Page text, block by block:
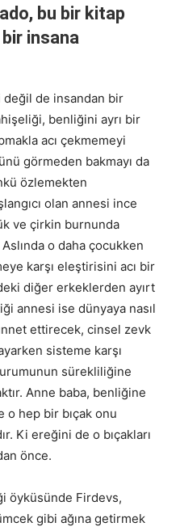
bu bir kitap
insana
değil de insandan bir
benliğini ayrı bir
acı çekmemeyi
görmeden bakmayı da
özlemekten
olan annesi ince
ve çirkin burnunda
o daha çocukken
karşı eleştirisini acı bir
diğer erkeklerden ayırt
annesi ise dünyaya nasıl
ettirecek, cinsel zevk
sisteme karşı
sürekliliğine
Anne baba, benliğine
o hep bir bıçak onu
Ki ereğini de o bıçakları
önce.
öyküsünde Firdevs,
gibi ağına getirmek